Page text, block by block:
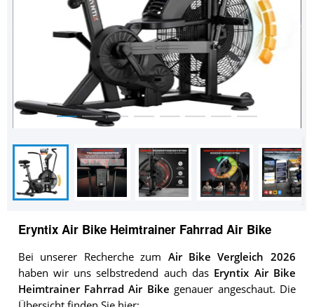
Eryntix Air Bike Heimtrainer Fahrrad Air Bike
Bei unserer Recherche zum Air Bike Vergleich 2026
haben wir uns selbstredend auch das Eryntix Air Bike
Heimtrainer Fahrrad Air Bike genauer angeschaut. Die